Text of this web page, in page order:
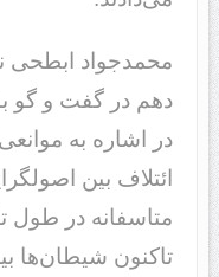
محمدجواد ابطحی
دهم در گفت و گو
در اشاره به
ائتلاف بین
متاسفانه در طول
تاکنون شیطان‌ها